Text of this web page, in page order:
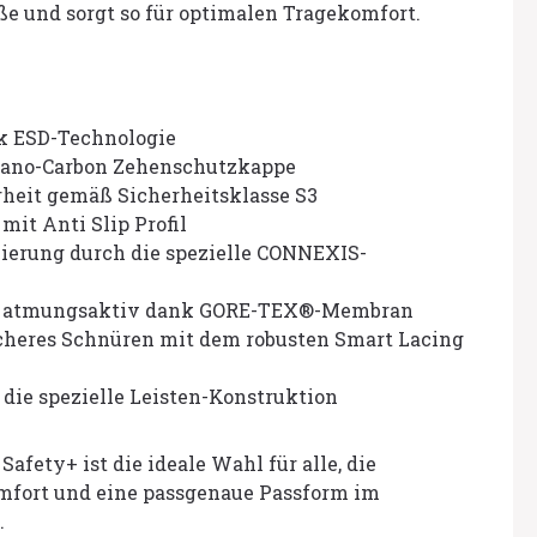
und sorgt so für optimalen Tragekomfort.
Technologie
Carbon Zehenschutzkappe
gemäß Sicherheitsklasse S3
Anti Slip Profil
durch die spezielle CONNEXIS-
dank GORE-TEX®-Membran
Schnüren mit dem robusten Smart Lacing
die spezielle Leisten-Konstruktion
Safety+ ist die ideale Wahl für alle, die
und eine passgenaue Passform im